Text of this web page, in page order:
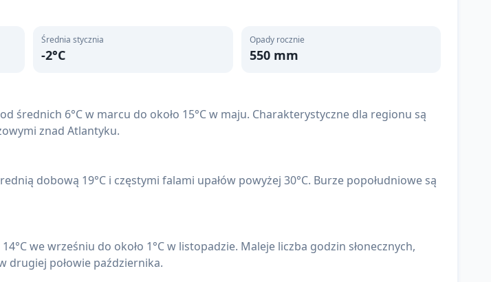
Średnia stycznia
-2°C
Opady rocznie
550mm
6°C w marcu do około 15°C w maju. Charakterystyczne dla regionu są
znad Atlantyku.
dobową 19°C i częstymi falami upałów powyżej 30°C. Burze popołudniowe są
we wrześniu do około 1°C w listopadzie. Maleje liczba godzin słonecznych,
drugiej połowie października.